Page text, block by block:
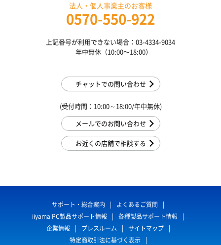
法人・個人事業主のお客様
0570-550-922
上記番号が利用できない場合：03-4334-9034
年中無休（10:00〜18:00）
チャットでの問い合わせ
(受付時間：10:00～18:00/年中無休)
メールでのお問い合わせ
お近くの店舗で相談する
サポート・総合案内
よくあるご質問
iiyama PC製品サポート情報
各種製品サポート情報
企業情報
プレスルーム
サイトマップ
特定商取引法に基づく表示